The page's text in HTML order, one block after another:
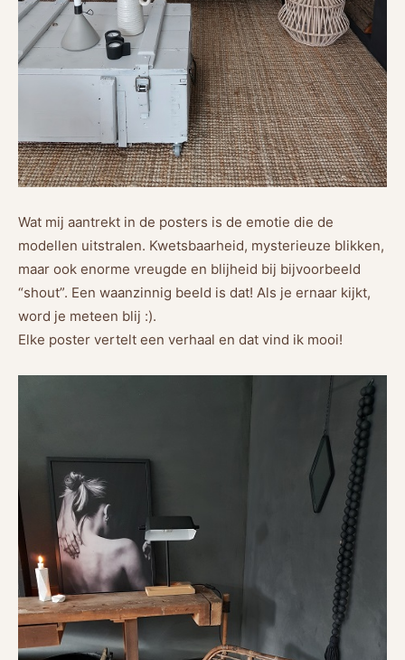
Wat mij aantrekt in de posters is de emotie die de
modellen uitstralen. Kwetsbaarheid, mysterieuze blikken,
maar ook enorme vreugde en blijheid bij bijvoorbeeld
“shout”. Een waanzinnig beeld is dat! Als je ernaar kijkt,
word je meteen blij :).
Elke poster vertelt een verhaal en dat vind ik mooi!